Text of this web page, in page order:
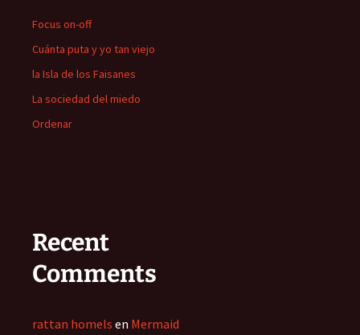
Focus on-off
Cuánta puta y yo tan viejo
la Isla de los Faisanes
La sociedad del miedo
Ordenar
Recent
Comments
rattan homels en Mermaid